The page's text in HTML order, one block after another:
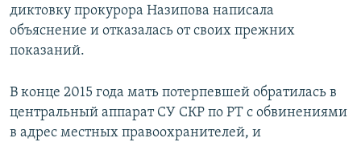
диктовку прокурора Назипова написала
объяснение и отказалась от своих прежних
показаний.
В конце 2015 года мать потерпевшей обратилась в
центральный аппарат СУ СКР по РТ с обвинениями
в адрес местных правоохранителей, и